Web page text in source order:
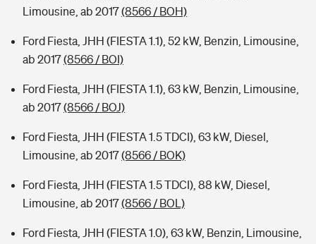
Limousine, ab 2017(8566 / BOH)
Ford Fiesta, JHH (FIESTA 1.1), 52 kW, Benzin, Limousine,
ab 2017(8566 / BOI)
Ford Fiesta, JHH (FIESTA 1.1), 63 kW, Benzin, Limousine,
ab 2017(8566 / BOJ)
Ford Fiesta, JHH (FIESTA 1.5 TDCI), 63 kW, Diesel,
Limousine, ab 2017(8566 / BOK)
Ford Fiesta, JHH (FIESTA 1.5 TDCI), 88 kW, Diesel,
Limousine, ab 2017(8566 / BOL)
Ford Fiesta, JHH (FIESTA 1.0), 63 kW, Benzin, Limousine,